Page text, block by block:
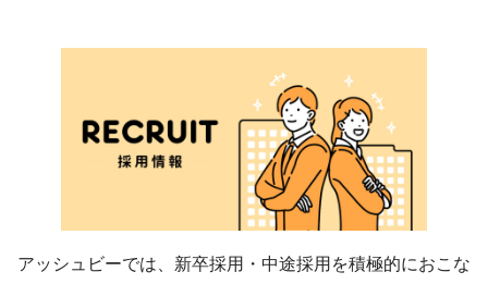
アッシュビーでは、新卒採用・中途採用を積極的におこな